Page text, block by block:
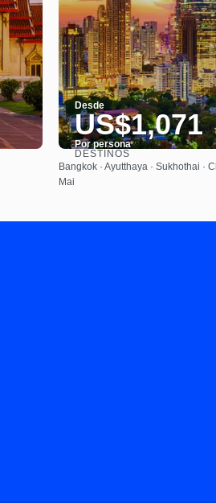
Desde
US$1,071
Por persona
Ver
DESTINOS
Bangkok · Ayutthaya · Sukhothai ·
Mai